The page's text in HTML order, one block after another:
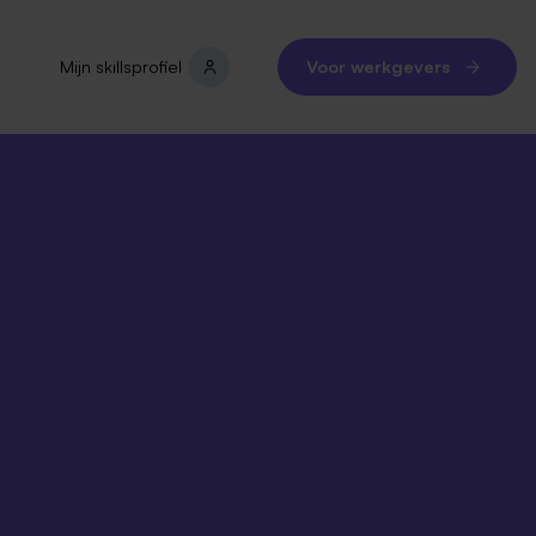
Mijn skillsprofiel Voor werkgevers